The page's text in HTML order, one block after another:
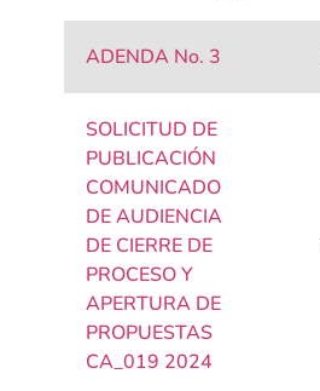
ADENDA No. 3
SOLICITUD DE
PUBLICACIÓN
COMUNICADO
DE AUDIENCIA
DE CIERRE DE
PROCESO Y
APERTURA DE
PROPUESTAS
CA_019 2024